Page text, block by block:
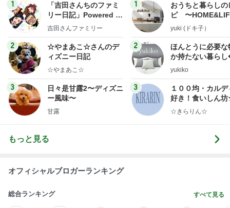
1
「吉田さんちのファミ
リー日記」Powered b
y Ameba 吉田さんファ
ログ
吉田さんファミリー
2
☆やまあこ☆さんのデ
ィズニー日記
☆やまあこ☆
3
日々是甘露2〜ディズニ
ー風味〜
甘露
1
おうちと暮らしの
ピ 〜
yuki (ドキ子）
2
ほんとうに必要な
か持たない暮ら
ep Life Simple◆
yukiko
3
１００均・カルデ
好き！食いしん
らりん☆のブログ
☆きらりん☆
もっと見る
オフィシャルブロガーランキング
総合ランキング すべて見る